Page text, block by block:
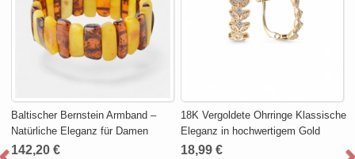
Baltischer Bernstein Armband –
Natürliche Eleganz für Damen
142,20 €
18K Vergoldete Ohrringe Klassische
Eleganz in hochwertigem Gold
18,99 €